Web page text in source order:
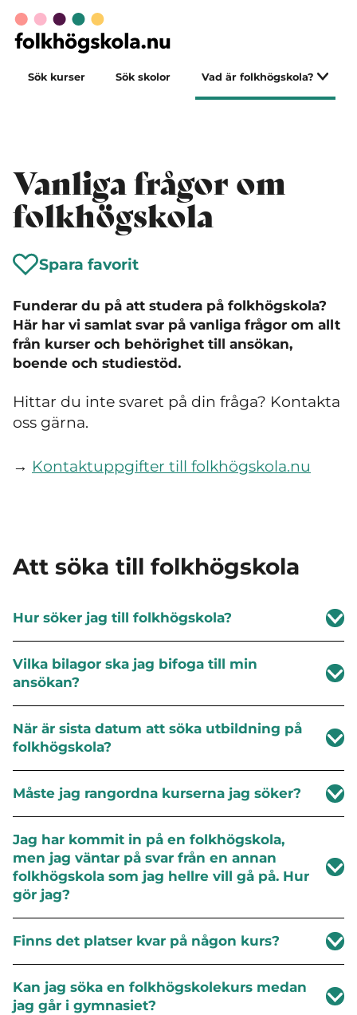
Sök kurser Sök skolor Vad är folkhögskola?
Vanliga frågor om
folkhögskola
Spara favorit
Funderar du på att studera på folkhögskola?
Här har vi samlat svar på vanliga frågor om allt
från kurser och behörighet till ansökan,
boende och studiestöd.
Hittar du inte svaret på din fråga? Kontakta
oss gärna.
→ Kontaktuppgifter till folkhögskola.nu
Att söka till folkhögskola
Hur söker jag till folkhögskola?
Vilka bilagor ska jag bifoga till min
ansökan?
När är sista datum att söka utbildning på
folkhögskola?
Måste jag rangordna kurserna jag söker?
Jag har kommit in på en folkhögskola,
men jag väntar på svar från en annan
folkhögskola som jag hellre vill gå på. Hur
gör jag?
Finns det platser kvar på någon kurs?
Kan jag söka en folkhögskolekurs medan
jag går i gymnasiet?